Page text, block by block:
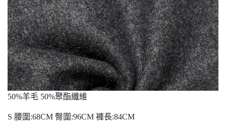
50%羊毛 50%聚酯纖維
S 腰圍:68CM 臀圍:96CM 褲長:84CM